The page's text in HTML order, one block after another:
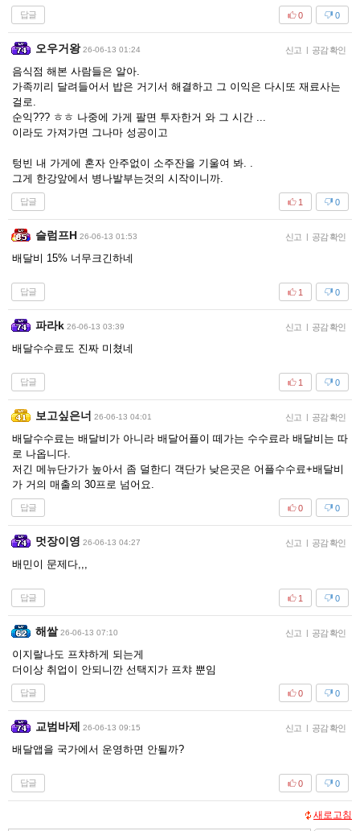
답글 0
0
오우거왕 26-06-13 01:24 신고 | 공감 확인
음식점 해본 사람들은 알아.
가족끼리 달려들어서 밥은 거기서 해결하고 그 이익은 다시또 재료사는
걸로.
순익??? ㅎㅎ 나중에 가게 팔면 투자한거 와 그 시간 ...
이라도 가져가면 그나마 성공이고
텅빈 내 가게에 혼자 안주없이 소주잔을 기울여 봐. .
그게 한강앞에서 병나발부는것의 시작이니까.
답글 0
1
슬럼프H 26-06-13 01:53 신고 | 공감 확인
배달비 15% 너무크긴하네
답글 0
1
파라k 26-06-13 03:39 신고 | 공감 확인
배달수수료도 진짜 미쳤네
답글 0
1
보고싶은너 26-06-13 04:01 신고 | 공감 확인
배달수수료는 배달비가 아니라 배달어플이 떼가는 수수료라 배달비는 따
로 나옵니다.
저긴 메뉴단가가 높아서 좀 덜한디 객단가 낮은곳은 어플수수료+배달비
가 거의 매출의 30프로 넘어요.
답글 0
0
멋장이영 26-06-13 04:27 신고 | 공감 확인
배민이 문제다,,,
답글 0
1
해쌀 26-06-13 07:10 신고 | 공감 확인
이지랄나도 프챠하게 되는게
더이상 취업이 안되니깐 선택지가 프챠 뿐임
답글 0
0
교범바제 26-06-13 09:15 신고 | 공감 확인
배달앱을 국가에서 운영하면 안될까?
답글 0
0
새로고침